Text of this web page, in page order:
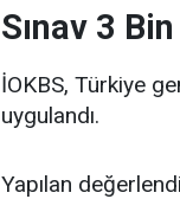
Sınav 3
İOKBS, Türkiye
uygulandı.
Yapılan